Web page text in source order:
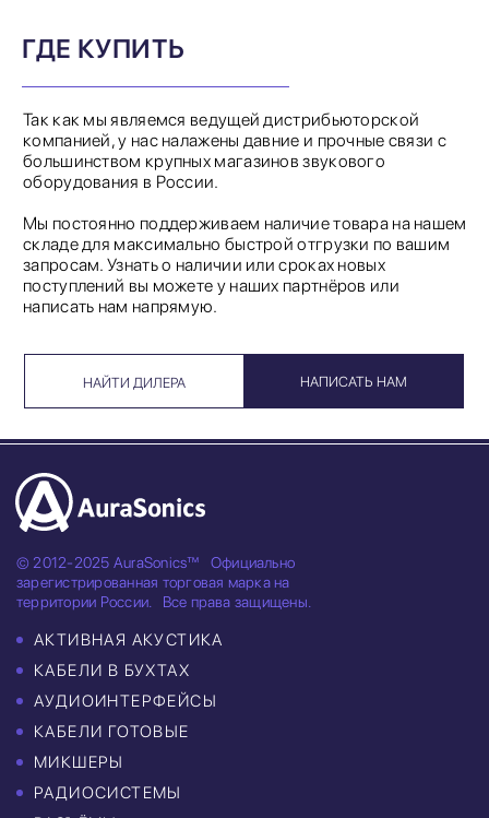
ГДЕ КУПИТЬ
Так как мы являемся ведущей дистрибьюторской
компанией, у нас налажены давние и прочные связи с
большинством крупных магазинов звукового
оборудования в России.
Мы постоянно поддерживаем наличие товара на нашем
складе для максимально быстрой отгрузки по вашим
запросам. Узнать о наличии или сроках новых
поступлений вы можете у наших партнёров или
написать нам напрямую.
НАЙТИ ДИЛЕРА НАПИСАТЬ НАМ
© 2012-2025 AuraSonics™
Официально
зарегистрированная торговая марка на
территории России.
Все права защищены.
АКТИВНАЯ АКУСТИКА
КАБЕЛИ В БУХТАХ
АУДИОИНТЕРФЕЙСЫ
КАБЕЛИ ГОТОВЫЕ
МИКШЕРЫ
РАДИОСИСТЕМЫ